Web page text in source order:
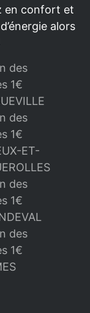
en confort et
alors
des
1€
des
1€
ET-
des
1€
des
1€